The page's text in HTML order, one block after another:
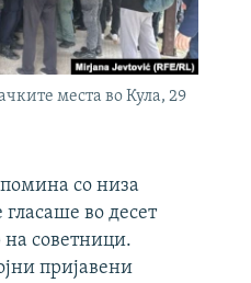
места во Кула, 29
со низа
во десет
советници.
пријавени